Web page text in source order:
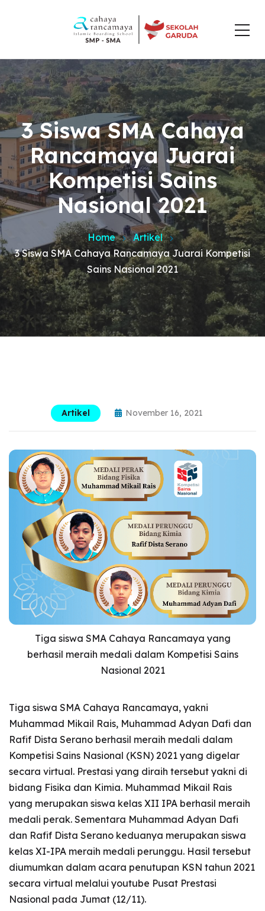
3 Siswa SMA Cahaya
Rancamaya Juarai
Kompetisi Sains
Nasional 2021
Home
Artikel
3 Siswa SMA Cahaya Rancamaya Juarai Kompetisi
Sains Nasional 2021
Artikel November 16, 2021
Tiga siswa SMA Cahaya Rancamaya yang
berhasil meraih medali dalam Kompetisi Sains
Nasional 2021
Tiga siswa SMA Cahaya Rancamaya, yakni
Muhammad Mikail Rais, Muhammad Adyan Dafi dan
Rafif Dista Serano berhasil meraih medali dalam
Kompetisi Sains Nasional (KSN) 2021 yang digelar
secara virtual. Prestasi yang diraih tersebut yakni di
bidang Fisika dan Kimia. Muhammad Mikail Rais
yang merupakan siswa kelas XII IPA berhasil meraih
medali perak. Sementara Muhammad Adyan Dafi
dan Rafif Dista Serano keduanya merupakan siswa
kelas XI-IPA meraih medali perunggu. Hasil tersebut
diumumkan dalam acara penutupan KSN tahun 2021
secara virtual melalui youtube Pusat Prestasi
Nasional pada Jumat (12/11).